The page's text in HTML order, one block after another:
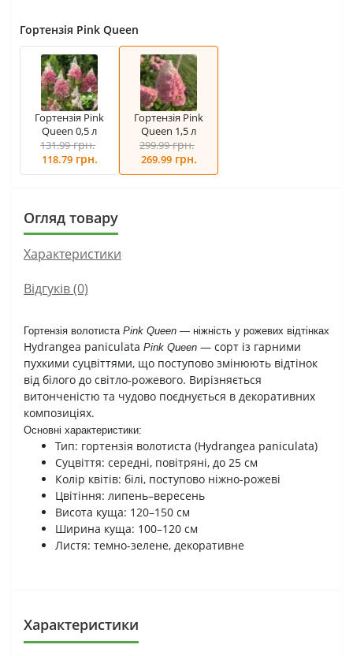
Гортензія Pink Queen
Гортензія Pink
Queen 0,5 л
131.99грн.
118.79грн.
Гортензія Pink
Queen 1,5 л
299.99грн.
269.99грн.
Огляд товару
Характеристики
Відгуків (0)
Гортензія волотиста Pink Queen — ніжність у рожевих відтінках
Hydrangea paniculata Pink Queen — сорт із гарними
пухкими суцвіттями, що поступово змінюють відтінок
від білого до світло-рожевого. Вирізняється
витонченістю та чудово поєднується в декоративних
композиціях.
Основні характеристики:
Тип: гортензія волотиста (Hydrangea paniculata)
Суцвіття: середні, повітряні, до 25 см
Колір квітів: білі, поступово ніжно-рожеві
Цвітіння: липень–вересень
Висота куща: 120–150 см
Ширина куща: 100–120 см
Листя: темно-зелене, декоративне
Характеристики